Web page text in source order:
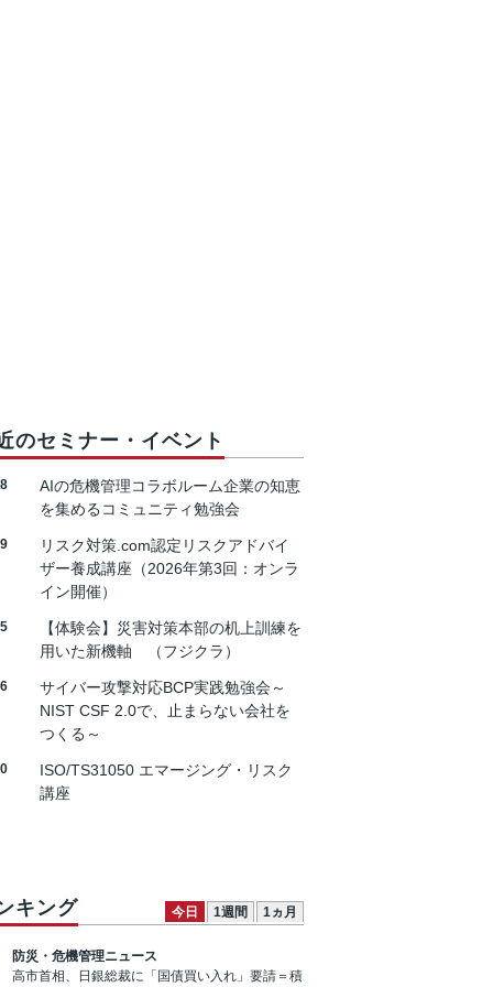
のセミナー・イベント
AIの危機管理コラボルーム企業の知恵
を集めるコミュニティ勉強会
リスク対策.com認定リスクアドバイ
ザー養成講座（2026年第3回：オンラ
イン開催）
【体験会】災害対策本部の机上訓練を
用いた新機軸 （フジクラ）
サイバー攻撃対応BCP実践勉強会～
NIST CSF 2.0で、止まらない会社を
つくる～
ISO/TS31050 エマージング・リスク
講座
キング 今日 1週間 1ヵ月
防災・危機管理ニュース
高市首相、日銀総裁に「国債買い入れ」要請＝積